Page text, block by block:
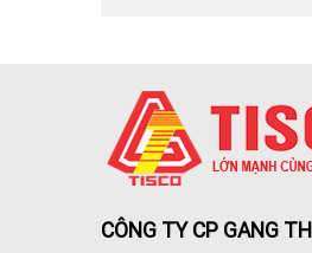
CÔNG TY CP GANG